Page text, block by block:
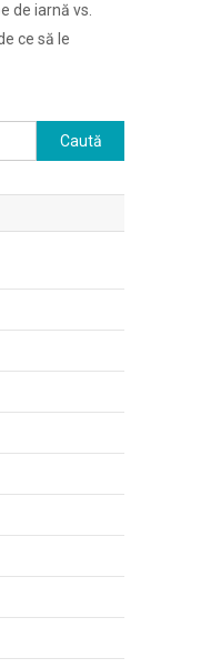
de iarnă vs.
ce să le
Caută
după: